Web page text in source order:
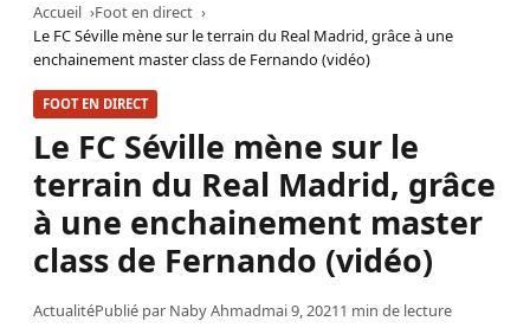
Accueil
Foot en direct
Le FC Séville mène sur le terrain du Real Madrid, grâce à une
enchainement master class de Fernando (vidéo)
FOOT EN DIRECT
Le FC Séville mène sur le
terrain du Real Madrid, grâce
à une enchainement master
class de Fernando (vidéo)
ActualitéPublié par Naby Ahmadmai 9, 20211 min de lecture